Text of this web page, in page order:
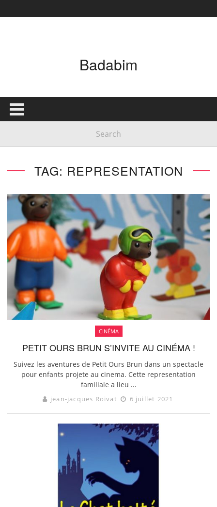
Badabim
TAG: REPRESENTATION
CINÉMA
PETIT OURS BRUN S’INVITE AU CINÉMA !
Suivez les aventures de Petit Ours Brun dans un spectacle
pour enfants projete au cinema. Cette representation
familiale a lieu ...
jean-jacques Roivat 6 juillet 2021